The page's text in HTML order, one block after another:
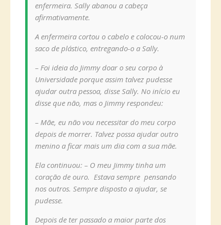
enfermeira. Sally abanou a cabeça
afirmativamente.
A enfermeira cortou o cabelo e colocou-o num
saco de plástico, entregando-o a Sally.
– Foi ideia do Jimmy doar o seu corpo à
Universidade porque assim talvez pudesse
ajudar outra pessoa, disse Sally. No início eu
disse que não, mas o Jimmy respondeu:
– Mãe, eu não vou necessitar do meu corpo
depois de morrer. Talvez possa ajudar outro
menino a ficar mais um dia com a sua mãe.
Ela continuou: – O meu Jimmy tinha um
coração de ouro. Estava sempre pensando
nos outros. Sempre disposto a ajudar, se
pudesse.
Depois de ter passado a maior parte dos